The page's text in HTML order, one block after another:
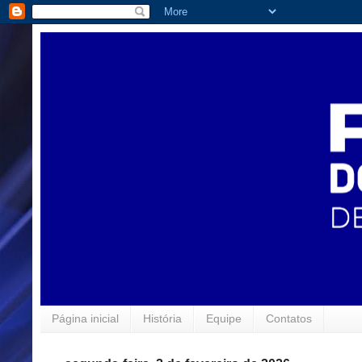
Página inicial História Equipe Contatos